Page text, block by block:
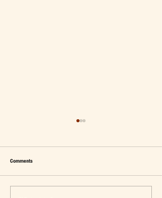
Comments